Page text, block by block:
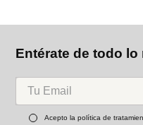
Entérate de todo lo
Acepto la política de